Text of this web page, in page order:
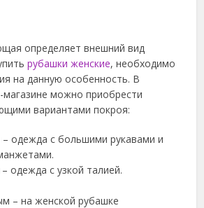
определяет внешний вид
рубашки женские, необходимо
на данную особенность. В
магазине можно приобрести
вариантами покроя:
– одежда с большими рукавами и
одежда с узкой талией.
– на женской рубашке